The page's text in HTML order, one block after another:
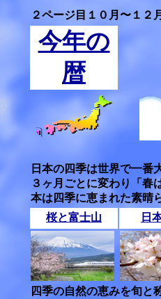
２ページ目１０月〜１２
今年の
暦
日本の四季は世界で一番
３ヶ月ごとに変わり「春
本は四季に恵まれた素晴
桜と富士山
日
四季の自然の恵みを旬と